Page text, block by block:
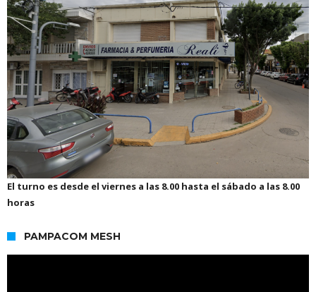
El turno es desde el viernes a las 8.00 hasta el sábado a las 8.00
horas
PAMPACOM MESH